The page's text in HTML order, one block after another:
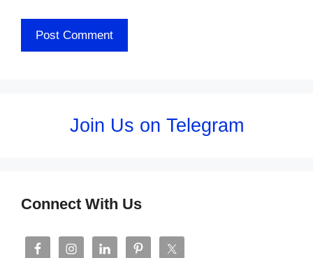
Join Us on Telegram
Connect With Us